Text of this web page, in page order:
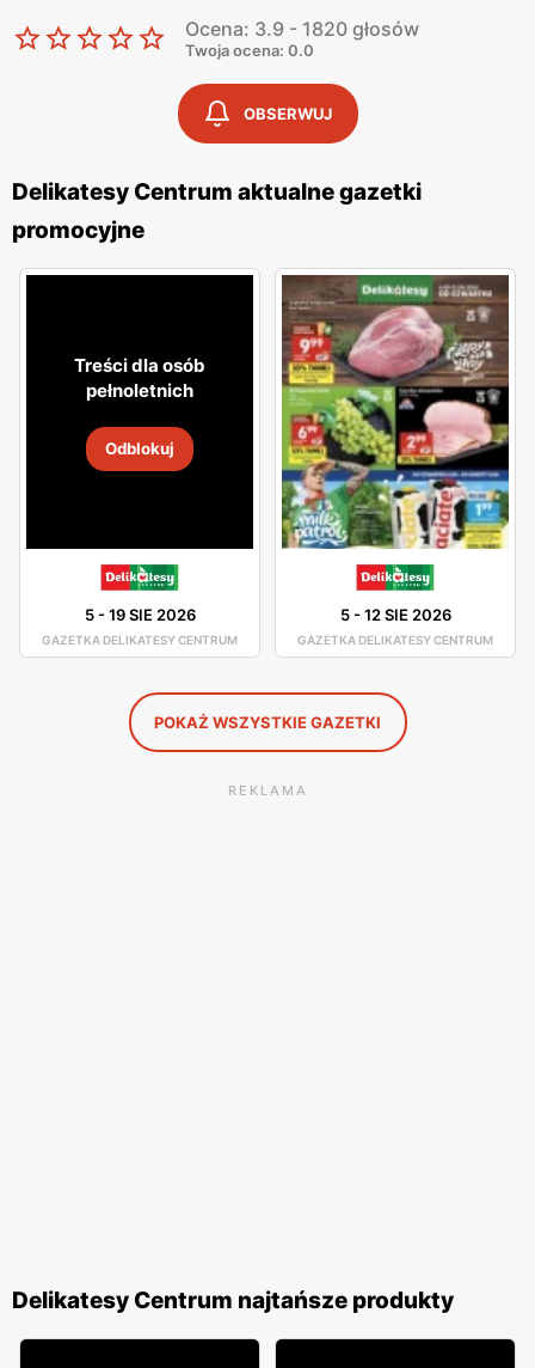
nowe. Jej głównym celem jest oferowanie Tobie dobrej
cenach. Placówki handlowe znajdują się bardzo blisko
osiedli mieszkaniowych, tak abyś miał możliwość zrobienia
rzeczowym podejściem do klienta oraz korzystają ze
sprawdzonych dostawców, a personelowi nie schodzi
uśmiech z twarzy, dzięki czemu w sklepie panuje miła
atmosfera. Asortyment sklepu jest dobrze rozmieszczony,
toteż nie będziesz miał problemu z odszukaniem
potrzebnego dla Ciebie produktu.
W asortymencie dostępne są artykuły spożywcze oraz
chemia gospodarcza od pewnych producentów, którzy
gwarantują Ci dobrą jakość swoich produktów. Świeże
chrupiące pieczywo, smaczne owoce i warzywa, wyborne
mięsa oraz ryby - to wszystko znajdziesz w Delikatesach
Centrum. Duża ilość tych sklepów sprawia, że nawet nie
musisz wsiadać w samochód, by pójść na zakupy, gdyż
jest ogromne prawdopodobieństwo, że sklep Delikatesy
Centrum znajduje się w niedalekiej odległości od Ciebie.
Ocena: 3.9 - 1820 głosów
Twoja ocena: 0.0
OBSERWUJ
Delikatesy Centrum aktualne gazetki
promocyjne
Treści dla osób
pełnoletnich
Odblokuj
5-19 SIE 2026
GAZETKA DELIKATESY CENTRUM
5-12 SIE 2026
GAZETKA DELIKATESY CENTRUM
POKAŻ WSZYSTKIE GAZETKI
REKLAMA
Delikatesy Centrum najtańsze produkty